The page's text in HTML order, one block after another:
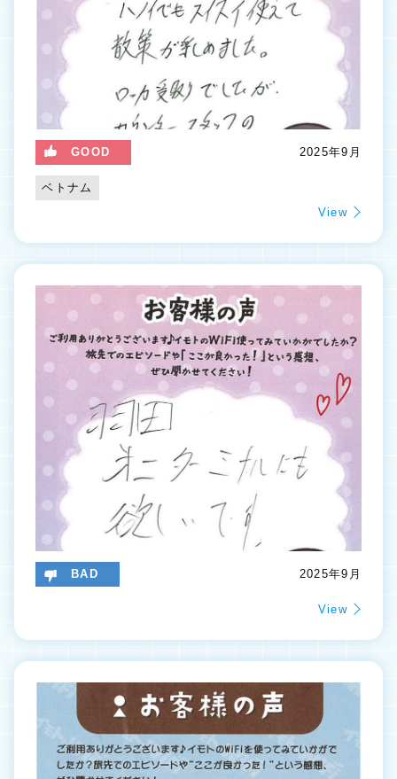
GOOD 2025年9月
ベトナム
View
BAD 2025年9月
View